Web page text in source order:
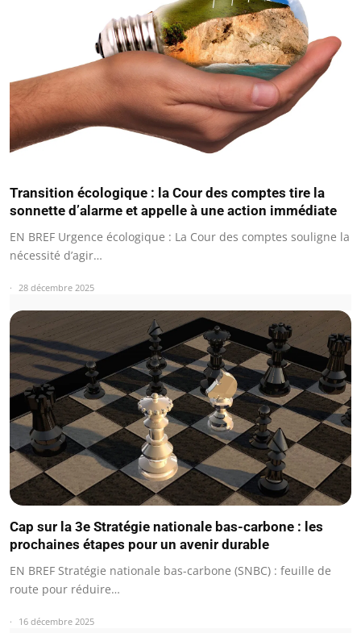
Transition écologique : la Cour des comptes tire la
sonnette d’alarme et appelle à une action immédiate
EN BREF Urgence écologique : La Cour des comptes souligne la
nécessité d’agir…
28 décembre 2025
Cap sur la 3e Stratégie nationale bas-carbone : les
prochaines étapes pour un avenir durable
EN BREF Stratégie nationale bas-carbone (SNBC) : feuille de
route pour réduire…
16 décembre 2025